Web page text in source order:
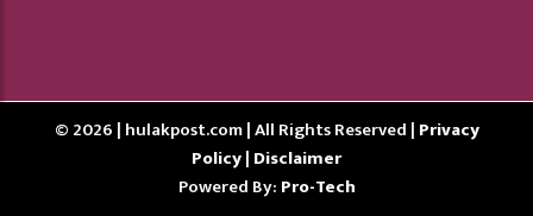
© 2026 | hulakpost.com | All Rights Reserved | Privacy
Policy| Disclaimer
Powered By: Pro-Tech